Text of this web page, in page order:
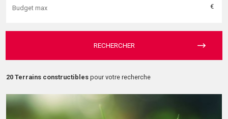
€
RECHERCHER
20 Terrains constructibles pour votre recherche